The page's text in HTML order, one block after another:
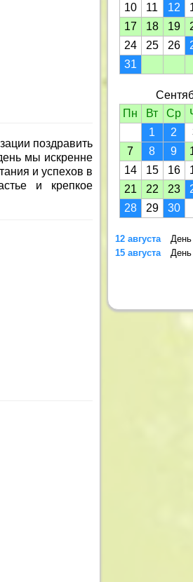
поздравить
мы искренне
и успехов в
и крепкое
10
11 12
17
18 19
24
25 26
31
Пн
Вт Ср
1
2
7
8 9
14
15 16
21
22 23
28
29 30
12 августа
15 августа
День